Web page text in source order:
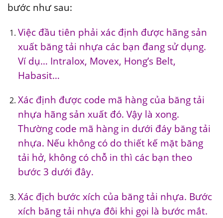
bước như sau:
Việc đầu tiên phải xác định được hãng sản
xuất băng tải nhựa các bạn đang sử dụng.
Ví dụ… Intralox, Movex, Hong’s Belt,
Habasit…
Xác định được code mã hàng của băng tải
nhựa hãng sản xuất đó. Vậy là xong.
Thường code mã hàng in dưới đáy băng tải
nhựa. Nếu không có do thiết kế mặt băng
tải hở, không có chỗ in thì các bạn theo
bước 3 dưới đây.
Xác địch bước xích của băng tải nhựa. Bước
xích băng tải nhựa đôi khi gọi là bước mắt.